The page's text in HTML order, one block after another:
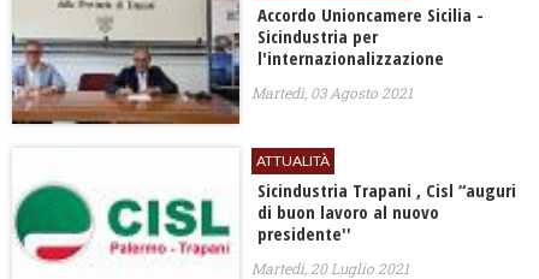
Accordo Unioncamere Sicilia -
Sicindustria per
l'internazionalizzazione
Martedì, 03 Agosto 2021
ATTUALITÀ
Sicindustria Trapani , Cisl “auguri
di buon lavoro al nuovo
presidente''
Martedì, 20 Luglio 2021